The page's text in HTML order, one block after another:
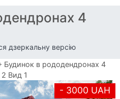
4
дзеркальну версію
Будинок в рододендронах 4
2 Вид 1
- 3000 UAH